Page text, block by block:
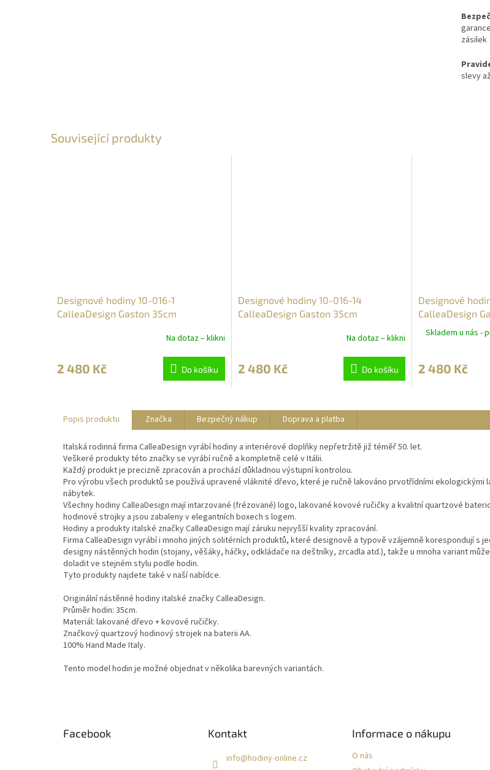
zásilek
slevy
Související produkty
Designové hodiny 10-016-1
CalleaDesign Gaston 35cm
Na dotaz – klikni
2 480 Kč Do košíku
Designové hodiny 10-016-14
CalleaDesign Gaston 35cm
Na dotaz – klikni
2 480 Kč Do košíku
Designové
CalleaDesign
Skladem u nás -
2 480 Kč
Popis produktu Značka Bezpečný nákup Doprava a platba
Italská rodinná firma CalleaDesign vyrábí hodiny a interiérové doplňky nepřetržitě již téměř 50. let.
Veškeré produkty této značky se vyrábí ručně a kompletně celé v Itálii.
Každý produkt je precizně zpracován a prochází důkladnou výstupní kontrolou.
Pro výrobu všech produktů se používá upravené vláknité dřevo, které je ručně lakováno prvotřídními ekologickými
nábytek.
Všechny hodiny CalleaDesign mají intarzované (frézované) logo, lakované kovové ručičky a kvalitní quartzové
hodinové strojky a jsou zabaleny v elegantních boxech s logem.
Hodiny a produkty italské značky CalleaDesign mají záruku nejvyšší kvality zpracování.
Firma CalleaDesign vyrábí i mnoho jiných solitérních produktů, které designově a typově vzájemně korespondují s
designy nástěnných hodin (stojany, věšáky, háčky, odkládače na deštníky, zrcadla atd.), takže u mnoha variant
doladit ve stejném stylu podle hodin.
Tyto produkty najdete také v naší nabídce.
Originální nástěnné hodiny italské značky CalleaDesign.
Průměr hodin: 35cm.
Materiál: lakované dřevo + kovové ručičky.
Značkový quartzový hodinový strojek na baterii AA.
100% Hand Made Italy.
Tento model hodin je možné objednat v několika barevných variantách.
Facebook Kontakt
info@hodiny-online.cz
Informace o nákupu
O nás